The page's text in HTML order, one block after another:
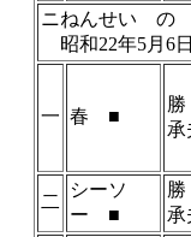
ニねんせい
昭和22年5月6
一 春 ■
承
二
シーソ
ー ■
承